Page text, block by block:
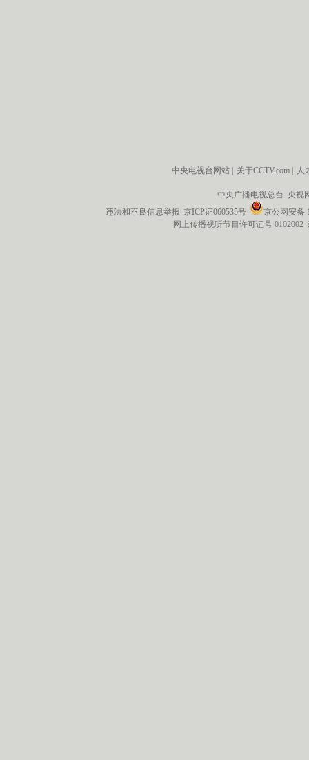
中央电视台网站 | 关于CCTV.com | 人
中央广播电视总台 央视
违法和不良信息举报 京ICP证060535号
京公网安备
网上传播视听节目许可证号 0102002